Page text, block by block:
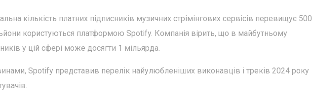
кількість платних підписників музичних стрімінгових сервісів перевищує 500
користуються платформою Spotify. Компанія вірить, що в майбутньому
у цій сфері може досягти 1 мільярда.
Spotify представив перелік найулюбленіших виконавців і треків 2024 року